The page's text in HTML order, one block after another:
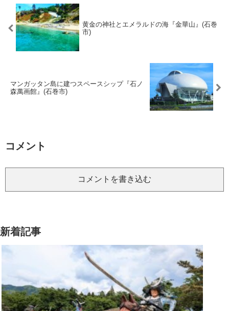
黄金の神社とエメラルドの海『金華山』(石巻
市)
マンガッタン島に建つスペースシップ『石ノ
森萬画館』(石巻市)
コメント
コメントを書き込む
新着記事